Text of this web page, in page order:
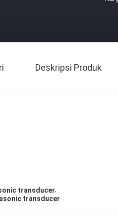
Deskripsi Produk
transducer,
transducer